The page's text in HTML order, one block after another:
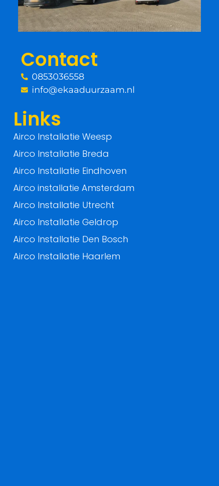
o
k
-
e
Contact
0853036558
info@ekaaduurzaam.nl
Links
Airco Installatie Weesp
Airco Installatie Breda
Airco Installatie Eindhoven
Airco installatie Amsterdam
Airco Installatie Utrecht
Airco Installatie Geldrop
Airco Installatie Den Bosch
Airco Installatie Haarlem